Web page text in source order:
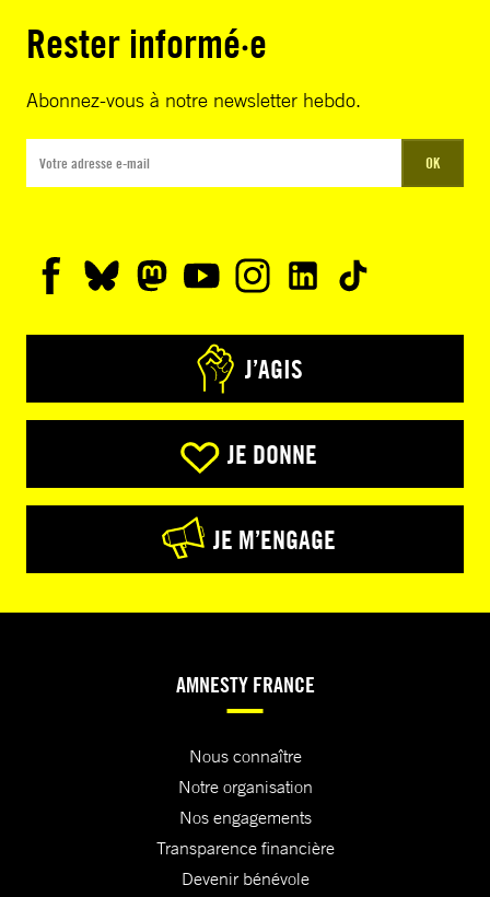
Rester informé·e
Abonnez-vous à notre newsletter hebdo.
OK
J’AGIS
JE DONNE
JE M’ENGAGE
AMNESTY FRANCE
Nous connaître
Notre organisation
Nos engagements
Transparence financière
Devenir bénévole